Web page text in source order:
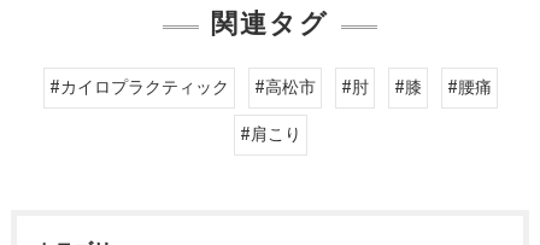
関連タグ
#カイロプラクティック #高松市 #肘 #膝
#腰痛
#肩こり